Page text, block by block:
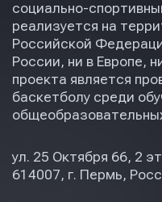
социально-
реализуется на
Российской
России, ни в Европе,
проекта является
баскетболу среди
ул. 25 Октября 66, 2
614007, г. Пермь,